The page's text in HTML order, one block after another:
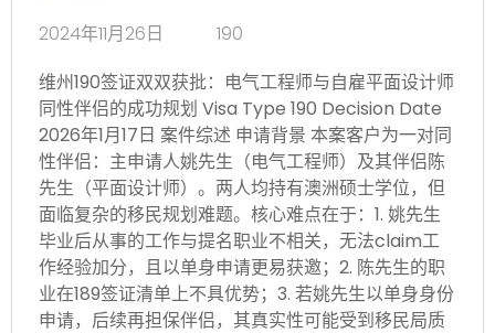
2024年11月26日
190
维州190签证双双获批：电气工程师与自雇平面设计师
同性伴侣的成功规划 Visa Type 190 Decision Date
2026年1月17日 案件综述 申请背景 本案客户为一对同
性伴侣：主申请人姚先生（电气工程师）及其伴侣陈
先生（平面设计师）。两人均持有澳洲硕士学位，但
面临复杂的移民规划难题。核心难点在于：1. 姚先生
毕业后从事的工作与提名职业不相关，无法claim工
作经验加分，且以单身申请更易获邀；2. 陈先生的职
业在189签证清单上不具优势；3. 若姚先生以单身身份
申请，后续再担保伴侣，其真实性可能受到移民局质